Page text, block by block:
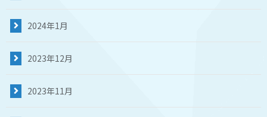
2024年1月
2023年12月
2023年11月